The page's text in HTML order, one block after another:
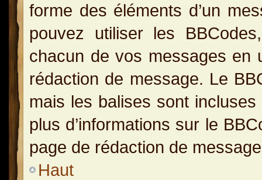
forme des éléments d’un
pouvez utiliser les
chacun de vos messages en
rédaction de message. Le
mais les balises sont
plus d’informations sur le
page de rédaction de
Haut